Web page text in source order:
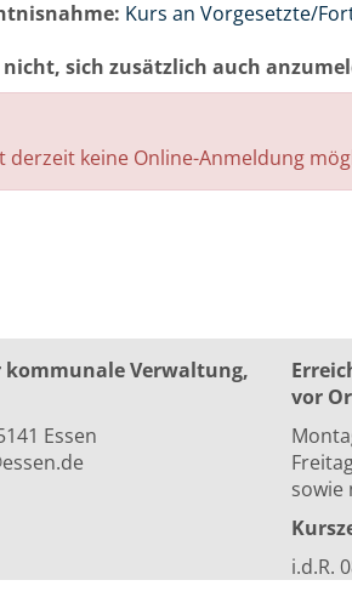
Kurs an Vorgesetzte/
nicht, sich zusätzlich auch
derzeit keine Online-Anmeldung
Verwaltung,
Essen
vor
sowie
i.d.R.